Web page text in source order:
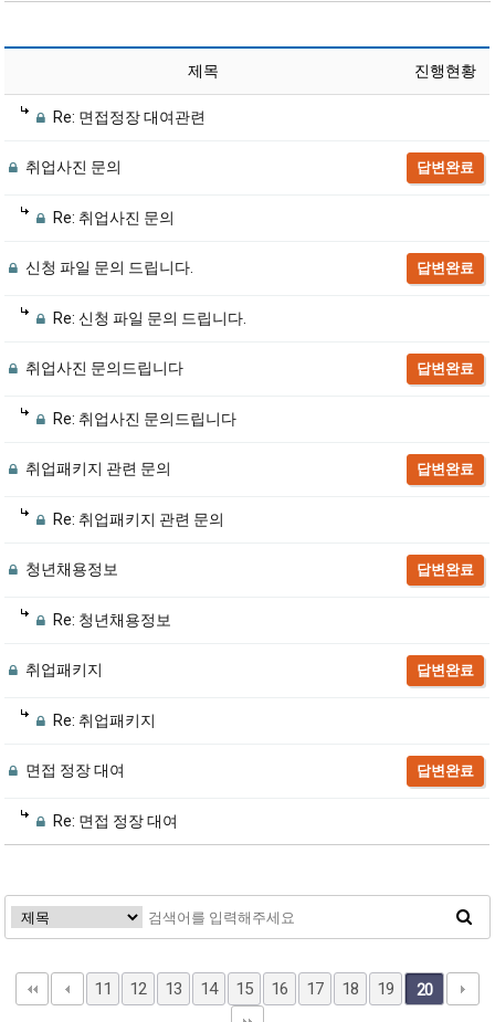
제목 진행현황
Re: 면접정장 대여관련
취업사진 문의 답변완료
Re: 취업사진 문의
신청 파일 문의 드립니다. 답변완료
Re: 신청 파일 문의 드립니다.
취업사진 문의드립니다 답변완료
Re: 취업사진 문의드립니다
취업패키지 관련 문의 답변완료
Re: 취업패키지 관련 문의
청년채용정보 답변완료
Re: 청년채용정보
취업패키지 답변완료
Re: 취업패키지
면접 정장 대여 답변완료
Re: 면접 정장 대여
11 12 13 14 15 16 17 18 19 20